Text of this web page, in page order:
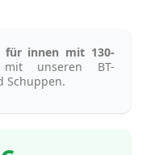
für innen mit 130-
unseren BT-
Schuppen.